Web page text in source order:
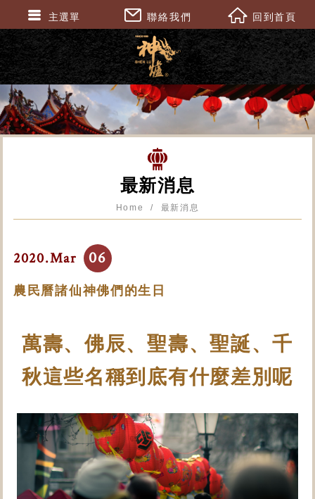
最新消息
Home 最新消息
2020.Mar 06
農民曆諸仙神佛們的生日
萬壽、佛辰、聖壽、聖誕、千
秋這些名稱到底有什麼差別呢
主選單 聯絡我們 回到首頁